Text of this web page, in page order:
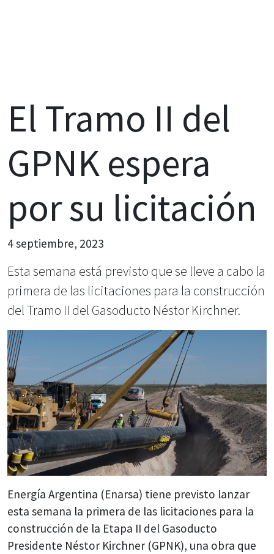
El Tramo II del
GPNK espera
por su licitación
4 septiembre, 2023
Esta semana está previsto que se lleve a cabo la
primera de las licitaciones para la construcción
del Tramo II del Gasoducto Néstor Kirchner.
Energía Argentina (Enarsa) tiene previsto lanzar
esta semana la primera de las licitaciones para la
construcción de la Etapa II del Gasoducto
Presidente Néstor Kirchner (GPNK), una obra que